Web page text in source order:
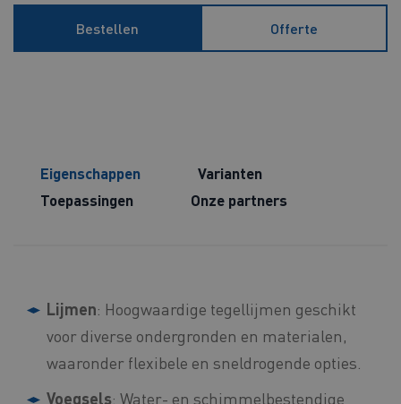
Bestellen Offerte
Eigenschappen
Varianten
Toepassingen
Onze partners
Lijmen: Hoogwaardige tegellijmen geschikt
voor diverse ondergronden en materialen,
waaronder flexibele en sneldrogende opties.
Voegsels: Water- en schimmelbestendige